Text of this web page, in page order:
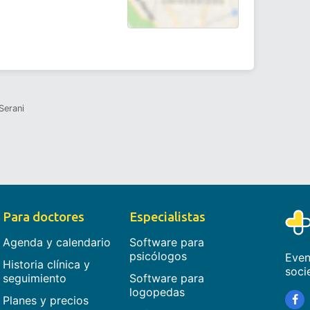
Para doctores
Agenda y calendario
Historia clínica y
seguimiento
Planes y precios
Especialistas
Software para
psicólogos
Software para
logopedas